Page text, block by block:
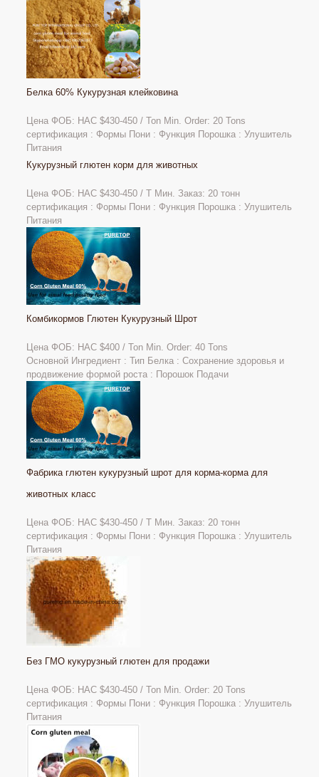
Белка 60% Кукурузная клейковина
Цена ФОБ: НАС $430-450 / Ton Min. Order: 20 Tons
сертификация : Формы Пони : Функция Порошка : Улушитель
Питания
Кукурузный глютен корм для животных
Цена ФОБ: НАС $430-450 / Т Мин. Заказ: 20 тонн
сертификация : Формы Пони : Функция Порошка : Улушитель
Питания
Комбикормов Глютен Кукурузный Шрот
Цена ФОБ: НАС $400 / Ton Min. Order: 40 Tons
Основной Ингредиент : Тип Белка : Сохранение здоровья и
продвижение формой роста : Порошок Подачи
Фабрика глютен кукурузный шрот для корма-корма для
животных класс
Цена ФОБ: НАС $430-450 / Т Мин. Заказ: 20 тонн
сертификация : Формы Пони : Функция Порошка : Улушитель
Питания
Без ГМО кукурузный глютен для продажи
Цена ФОБ: НАС $430-450 / Ton Min. Order: 20 Tons
сертификация : Формы Пони : Функция Порошка : Улушитель
Питания